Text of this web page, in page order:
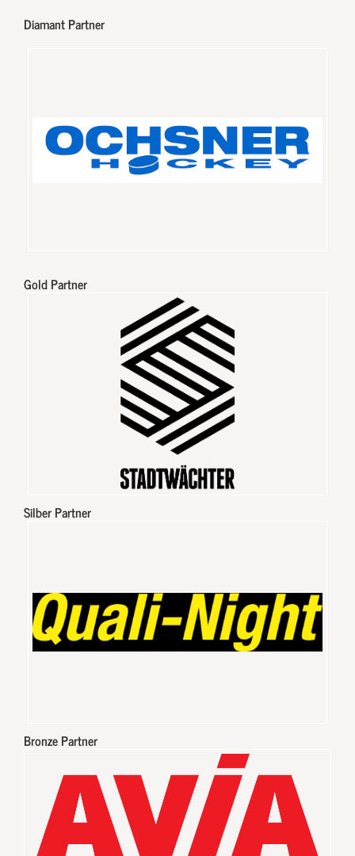
Diamant Partner
Gold Partner
Silber Partner
Bronze Partner